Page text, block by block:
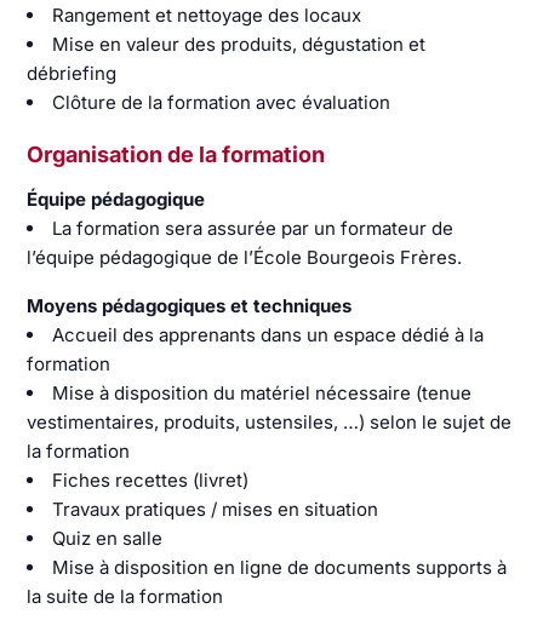
Rangement et nettoyage des locaux
Mise en valeur des produits, dégustation et
débriefing
Clôture de la formation avec évaluation
Organisation de la formation
Équipe pédagogique
La formation sera assurée par un formateur de
l’équipe pédagogique de l’École Bourgeois Frères.
Moyens pédagogiques et techniques
Accueil des apprenants dans un espace dédié à la
formation
Mise à disposition du matériel nécessaire (tenue
vestimentaires, produits, ustensiles, …) selon le sujet de
la formation
Fiches recettes (livret)
Travaux pratiques / mises en situation
Quiz en salle
Mise à disposition en ligne de documents supports à
la suite de la formation